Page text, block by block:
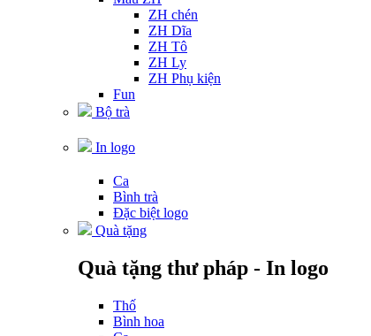
ZH chén
ZH Dĩa
ZH Tô
ZH Ly
ZH Phụ kiện
Fun
Bộ trà
In logo
Ca
Bình trà
Đặc biệt logo
Quà tặng
Quà tặng thư pháp - In logo
Thố
Bình hoa